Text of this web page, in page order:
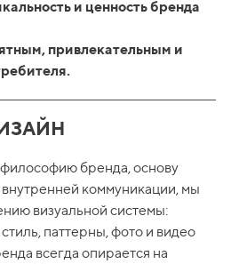
и ценность бренда
привлекательным и
бренда, основу
коммуникации, мы
визуальной системы:
паттерны, фото и видео
всегда опирается на